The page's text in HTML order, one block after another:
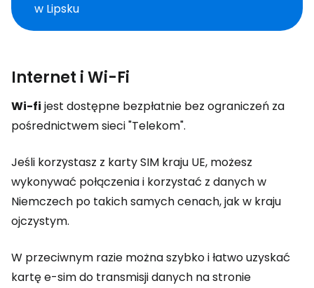
w Lipsku
Internet i Wi-Fi
Wi-fi jest dostępne bezpłatnie bez ograniczeń za
pośrednictwem sieci "Telekom".
Jeśli korzystasz z karty SIM kraju UE, możesz
wykonywać połączenia i korzystać z danych w
Niemczech po takich samych cenach, jak w kraju
ojczystym.
W przeciwnym razie można szybko i łatwo uzyskać
kartę e-sim do transmisji danych na stronie